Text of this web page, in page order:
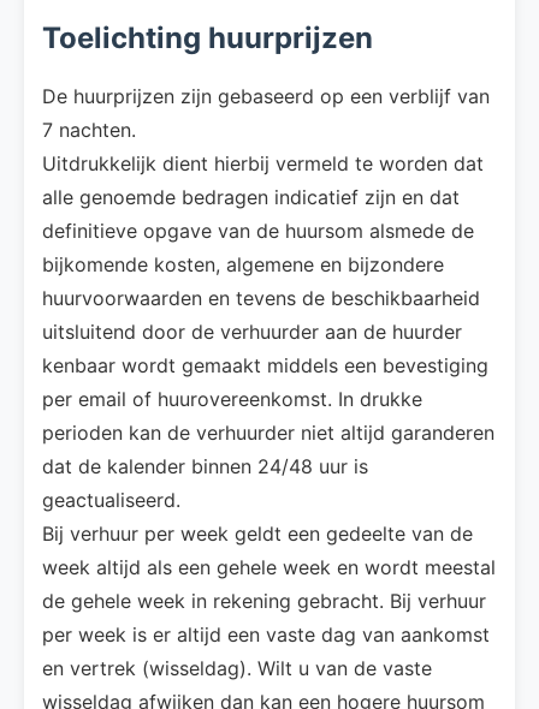
Toelichting huurprijzen
De huurprijzen zijn gebaseerd op een verblijf van
7 nachten.
Uitdrukkelijk dient hierbij vermeld te worden dat
alle genoemde bedragen indicatief zijn en dat
definitieve opgave van de huursom alsmede de
bijkomende kosten, algemene en bijzondere
huurvoorwaarden en tevens de beschikbaarheid
uitsluitend door de verhuurder aan de huurder
kenbaar wordt gemaakt middels een bevestiging
per email of huurovereenkomst. In drukke
perioden kan de verhuurder niet altijd garanderen
dat de kalender binnen 24/48 uur is
geactualiseerd.
Bij verhuur per week geldt een gedeelte van de
week altijd als een gehele week en wordt meestal
de gehele week in rekening gebracht. Bij verhuur
per week is er altijd een vaste dag van aankomst
en vertrek (wisseldag). Wilt u van de vaste
wisseldag afwijken dan kan een hogere huursom